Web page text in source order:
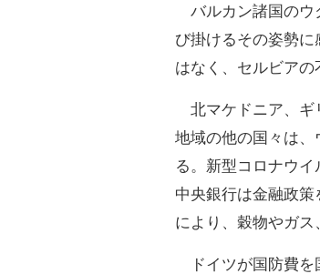
バルカン諸国のウ
び掛けるその姿勢
はなく、セルビアの
北マケドニア、ギ
地域の他の国々は
る。新型コロナウ
中央銀行は金融政
により、穀物やガス
ドイツが国防費を